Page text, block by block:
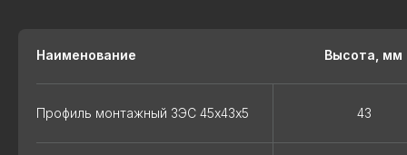
Наименование Высота, мм
Профиль монтажный ЗЭС 45х43х5 43